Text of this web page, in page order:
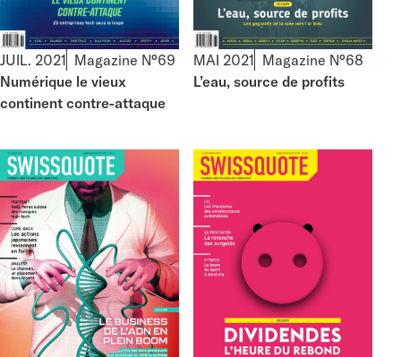
JUIL. 2021 Magazine N°69
Numérique le vieux
continent contre-attaque
MAI 2021 Magazine N°68
L’eau, source de profits